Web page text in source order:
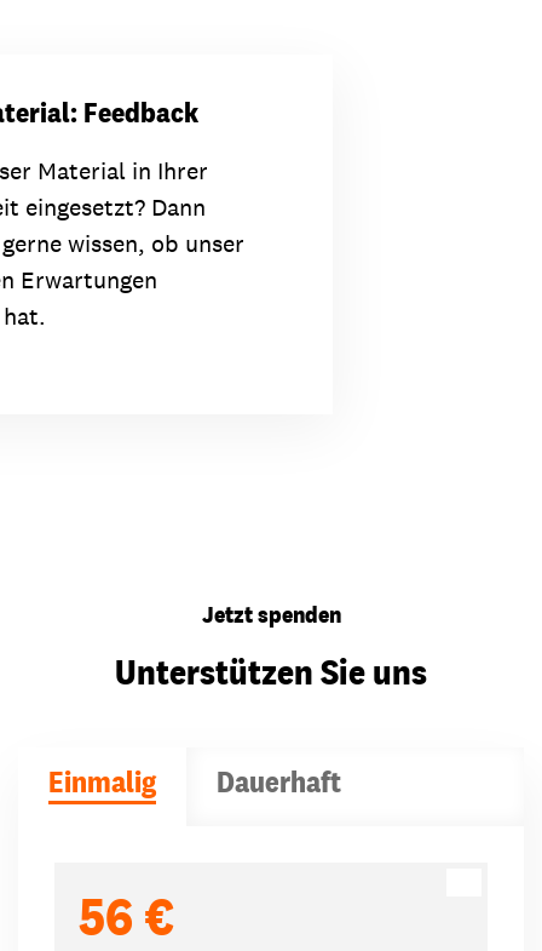
Feedback
Material in Ihrer
eingesetzt? Dann
wissen, ob unser
Erwartungen
Jetzt spenden
Unterstützen Sie uns
Einmalig Dauerhaft
56 €